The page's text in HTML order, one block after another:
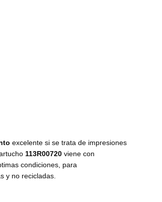
excelente si se trata de impresiones
113R00720 viene con
condiciones, para
y no recicladas.